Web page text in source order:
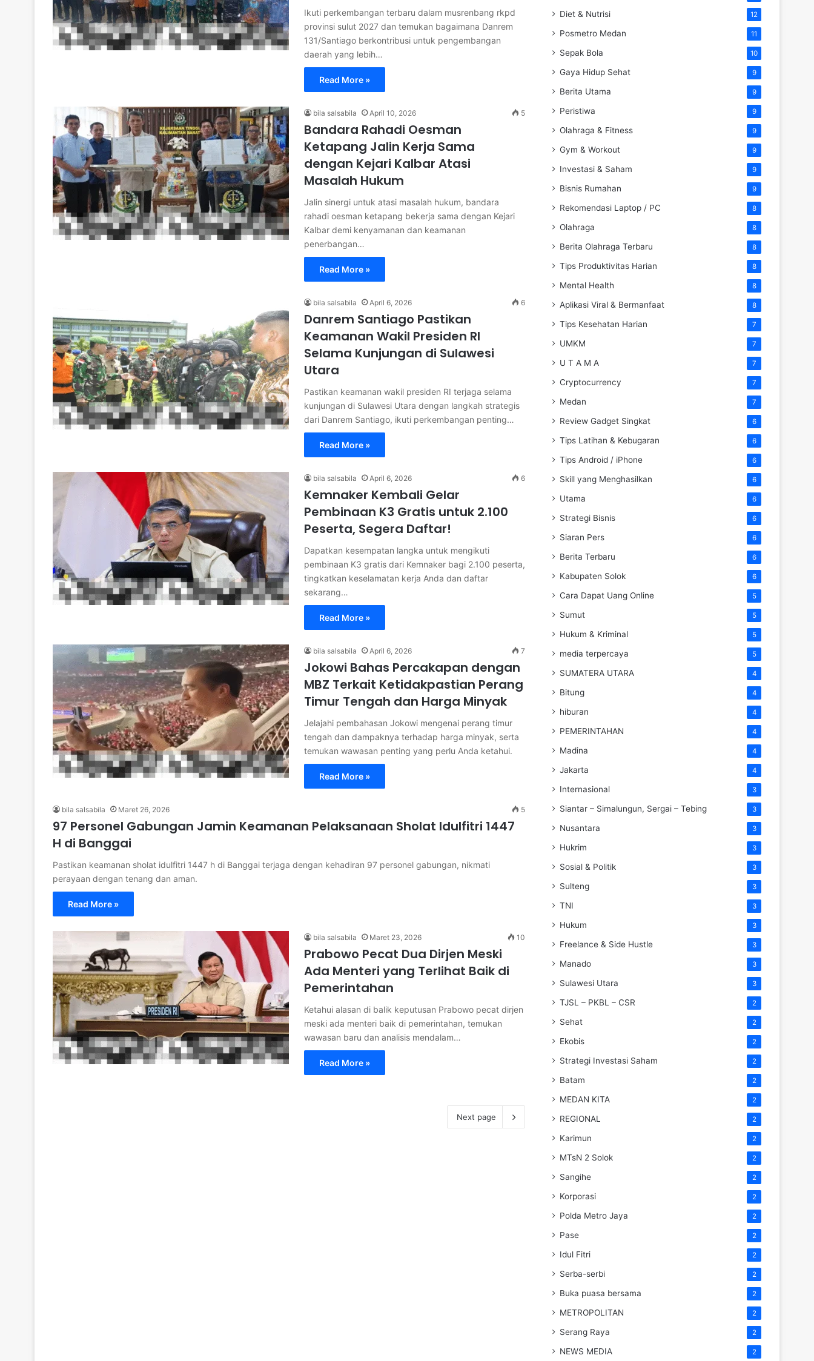
Ikuti perkembangan terbaru dalam musrenbang rkpd
provinsi sulut 2027 dan temukan bagaimana Danrem
131/Santiago berkontribusi untuk pengembangan
daerah yang lebih…
Read More »
bila salsabila April 10, 2026 5
Bandara Rahadi Oesman
Ketapang Jalin Kerja Sama
dengan Kejari Kalbar Atasi
Masalah Hukum
Jalin sinergi untuk atasi masalah hukum, bandara
rahadi oesman ketapang bekerja sama dengan Kejari
Kalbar demi kenyamanan dan keamanan
penerbangan…
Read More »
bila salsabila April 6, 2026 6
Danrem Santiago Pastikan
Keamanan Wakil Presiden RI
Selama Kunjungan di Sulawesi
Utara
Pastikan keamanan wakil presiden RI terjaga selama
kunjungan di Sulawesi Utara dengan langkah strategis
dari Danrem Santiago, ikuti perkembangan penting…
Read More »
bila salsabila April 6, 2026 6
Kemnaker Kembali Gelar
Pembinaan K3 Gratis untuk 2.100
Peserta, Segera Daftar!
Dapatkan kesempatan langka untuk mengikuti
pembinaan K3 gratis dari Kemnaker bagi 2.100 peserta,
tingkatkan keselamatan kerja Anda dan daftar
sekarang…
Read More »
bila salsabila April 6, 2026 7
Jokowi Bahas Percakapan dengan
MBZ Terkait Ketidakpastian Perang
Timur Tengah dan Harga Minyak
Jelajahi pembahasan Jokowi mengenai perang timur
tengah dan dampaknya terhadap harga minyak, serta
temukan wawasan penting yang perlu Anda ketahui.
Read More »
bila salsabila Maret 26, 2026 5
97 Personel Gabungan Jamin Keamanan Pelaksanaan Sholat Idulfitri 1447
H di Banggai
Pastikan keamanan sholat idulfitri 1447 h di Banggai terjaga dengan kehadiran 97 personel gabungan, nikmati
perayaan dengan tenang dan aman.
Read More »
bila salsabila Maret 23, 2026 10
Prabowo Pecat Dua Dirjen Meski
Ada Menteri yang Terlihat Baik di
Pemerintahan
Ketahui alasan di balik keputusan Prabowo pecat dirjen
meski ada menteri baik di pemerintahan, temukan
wawasan baru dan analisis mendalam…
Read More »
Next page
Diet & Nutrisi 12
Posmetro Medan 11
Sepak Bola 10
Gaya Hidup Sehat 9
Berita Utama 9
Peristiwa 9
Olahraga & Fitness 9
Gym & Workout 9
Investasi & Saham 9
Bisnis Rumahan 9
Rekomendasi Laptop / PC 8
Olahraga 8
Berita Olahraga Terbaru 8
Tips Produktivitas Harian 8
Mental Health 8
Aplikasi Viral & Bermanfaat 8
Tips Kesehatan Harian 7
UMKM 7
U T A M A 7
Cryptocurrency 7
Medan 7
Review Gadget Singkat 6
Tips Latihan & Kebugaran 6
Tips Android / iPhone 6
Skill yang Menghasilkan 6
Utama 6
Strategi Bisnis 6
Siaran Pers 6
Berita Terbaru 6
Kabupaten Solok 6
Cara Dapat Uang Online 5
Sumut 5
Hukum & Kriminal 5
media terpercaya 5
SUMATERA UTARA 4
Bitung 4
hiburan 4
PEMERINTAHAN 4
Madina 4
Jakarta 4
Internasional 3
Siantar – Simalungun, Sergai – Tebing 3
Nusantara 3
Hukrim 3
Sosial & Politik 3
Sulteng 3
TNI 3
Hukum 3
Freelance & Side Hustle 3
Manado 3
Sulawesi Utara 3
TJSL – PKBL – CSR 2
Sehat 2
Ekobis 2
Strategi Investasi Saham 2
Batam 2
MEDAN KITA 2
REGIONAL 2
Karimun 2
MTsN 2 Solok 2
Sangihe 2
Korporasi 2
Polda Metro Jaya 2
Pase 2
Idul Fitri 2
Serba-serbi 2
Buka puasa bersama 2
METROPOLITAN 2
Serang Raya 2
NEWS MEDIA 2